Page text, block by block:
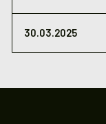
30.03.2025